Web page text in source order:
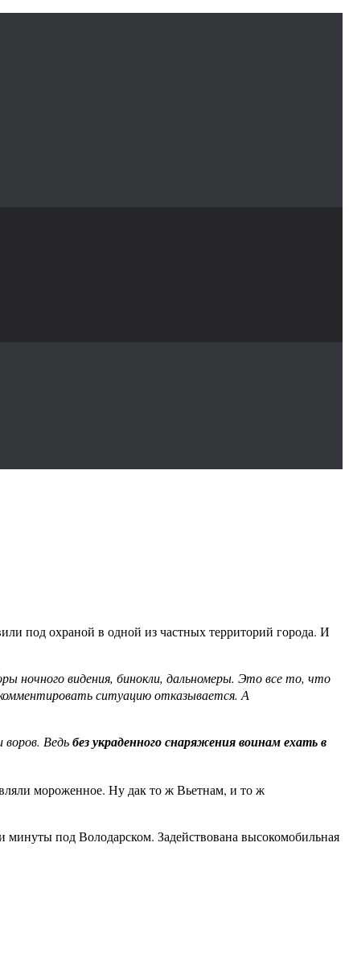
под охраной в одной из частных территорий города. И
ночного видения, бинокли, дальномеры. Это все то, что
ситуацию отказывается. А
воров. Ведьбез украденного снаряжения воинам ехать в
мороженное. Ну дак то ж Вьетнам, и то ж
под Володарском. Задействована высокомобильная